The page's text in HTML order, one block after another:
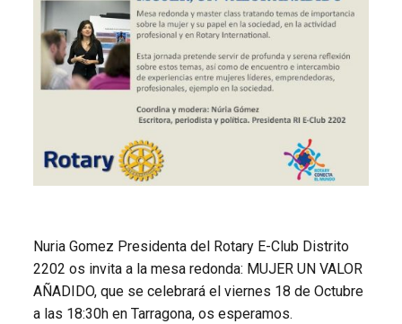
Nuria Gomez Presidenta del Rotary E-Club Distrito
2202 os invita a la mesa redonda: MUJER UN VALOR
AÑADIDO, que se celebrará el viernes 18 de Octubre
a las 18:30h en Tarragona, os esperamos.